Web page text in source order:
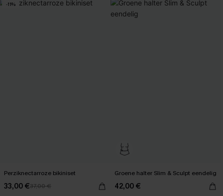
-11%
Perziknectarroze bikiniset
33,00 €37,00 €
Groene halter Slim & Sculpt eendelig
42,00 €